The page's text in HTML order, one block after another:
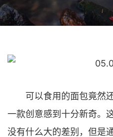
可以食用的面包竟然还
一款创意感到十分新奇。
没有什么大的差别，但是